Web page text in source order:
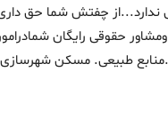
ندارد...از چفتش شما حق
حقوقی رایگان
طبیعی. مسکن